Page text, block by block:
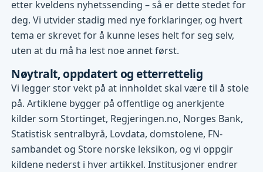
etter kveldens nyhetssending – så er dette stedet for
deg. Vi utvider stadig med nye forklaringer, og hvert
tema er skrevet for å kunne leses helt for seg selv,
uten at du må ha lest noe annet først.
Nøytralt, oppdatert og etterrettelig
Vi legger stor vekt på at innholdet skal være til å stole
på. Artiklene bygger på offentlige og anerkjente
kilder som Stortinget, Regjeringen.no, Norges Bank,
Statistisk sentralbyrå, Lovdata, domstolene, FN-
sambandet og Store norske leksikon, og vi oppgir
kildene nederst i hver artikkel. Institusjoner endrer